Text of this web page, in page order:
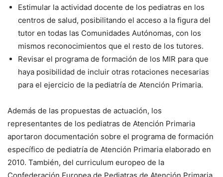
Estimular la actividad docente de los pediatras en los
centros de salud, posibilitando el acceso a la figura del
tutor en todas las Comunidades Autónomas, con los
mismos reconocimientos que el resto de los tutores.
Revisar el programa de formación de los MIR para que
haya posibilidad de incluir otras rotaciones necesarias
para el ejercicio de la pediatría de Atención Primaria.
Además de las propuestas de actuación, los
representantes de los pediatras de Atención Primaria
aportaron documentación sobre el programa de formación
específico de pediatría de Atención Primaria elaborado en
2010. También, del curriculum europeo de la